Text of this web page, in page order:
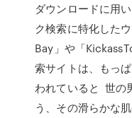
ダウンロードに用
ク検索に特化した
Bay」や「
索サイトは、もっ
われていると 世の
う、その滑らかな